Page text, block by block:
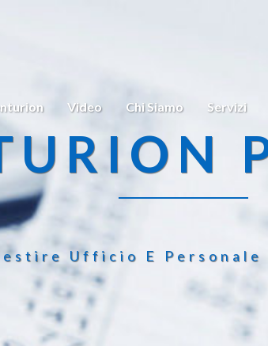
Video Chi Siamo Servizi
Ufficio E Personale